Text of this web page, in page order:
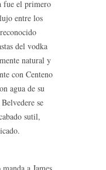
fue el primero
entre los
del vodka
natural y
con Centeno
agua de su
se
sutil,